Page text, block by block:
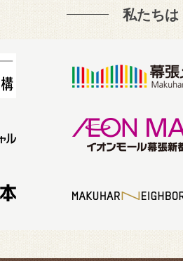
私たち